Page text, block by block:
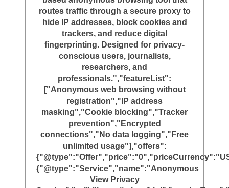
routes traffic through a secure proxy to
hide IP addresses, block cookies and
trackers, and reduce digital
fingerprinting. Designed for privacy-
conscious users, journalists,
researchers, and
professionals.","featureList":
["Anonymous web browsing without
registration","IP address
masking","Cookie blocking","Tracker
prevention","Encrypted
connections","No data logging","Free
unlimited usage"],"offers":
{"@type":"Service","name":"Anonymous
View Privacy